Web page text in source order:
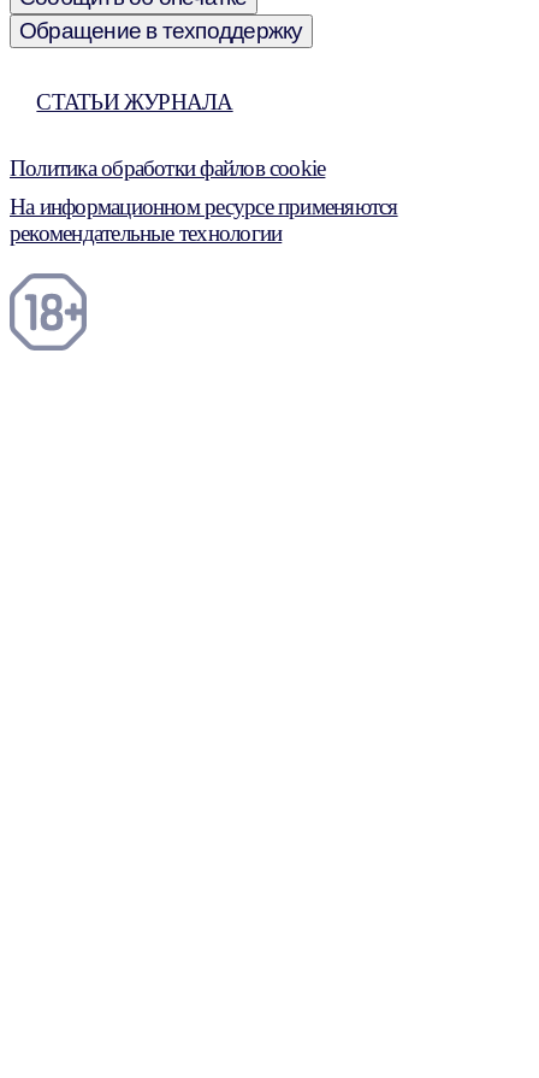
Обращение в техподдержку
СТАТЬИ ЖУРНАЛА
Политика обработки файлов cookie
На информационном ресурсе применяются
рекомендательные технологии